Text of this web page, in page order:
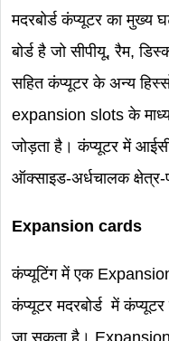
मदरबोर्ड कंप्यूटर का मुख्य
बोर्ड है जो सीपीयू, रैम,
सहित कंप्यूटर के अन्य
expansion slots के
जोड़ता है। कंप्यूटर में
ऑक्साइड-अर्धचालक क्षेत्र-
Expansion cards
कंप्यूटिंग में एक Expansion
कंप्यूटर मदरबोर्ड में कंप्यूटर
जा सकता है। Expansion